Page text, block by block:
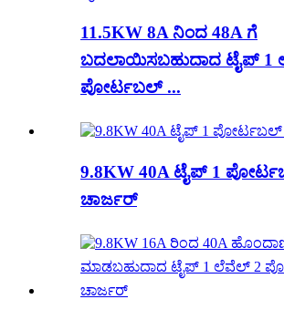
11.5KW 8A ನಿಂದ 48A ಗೆ
ಬದಲಾಯಿಸಬಹುದಾದ ಟೈಪ್ 1
ಪೋರ್ಟಬಲ್ ...
9.8KW 40A ಟೈಪ್ 1
ಚಾರ್ಜರ್